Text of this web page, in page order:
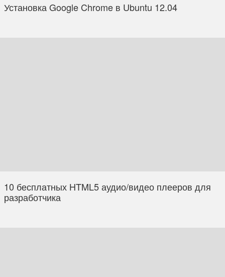
Установка Google Chrome в Ubuntu 12.04
10 бесплатных HTML5 аудио/видео плееров для
разработчика